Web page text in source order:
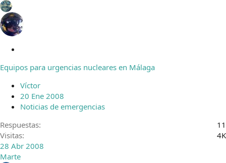
r
a
d
o
Equipos para urgencias nucleares en Málaga
Víctor
20 Ene 2008
Noticias de emergencias
Respuestas
11
Visitas
4K
28 Abr 2008
Marte